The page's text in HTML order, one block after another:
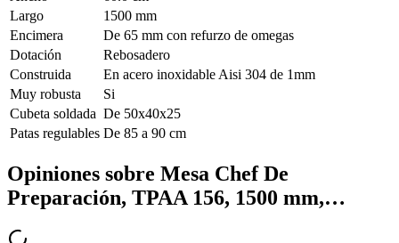
Largo
1500 mm
Encimera
De 65 mm con refurzo de omegas
Dotación
Rebosadero
Construida
En acero inoxidable Aisi 304 de 1mm
Muy robusta
Si
Cubeta soldada De 50x40x25
Patas regulables De 85 a 90 cm
Opiniones sobre Mesa Chef De
Preparación, TPAA 156, 1500 mm,…